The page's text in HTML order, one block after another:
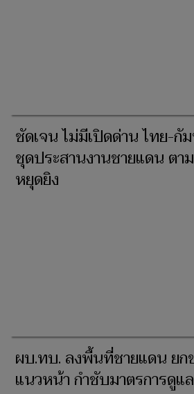
ชัดเจน ไม่มีเปิดด่าน ไทย-กั
ชุดประสานงานชายแดน ตา
หยุดยิง
ผบ.ทบ. ลงพื้นที่ชายแดน ยก
แนวหน้า กำชับมาตรการดูแ